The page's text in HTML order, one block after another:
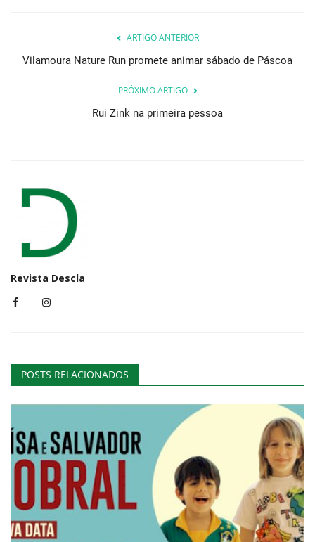
ARTIGO ANTERIOR
Vilamoura Nature Run promete animar sábado de Páscoa
PRÓXIMO ARTIGO
Rui Zink na primeira pessoa
Revista Descla
POSTS RELACIONADOS